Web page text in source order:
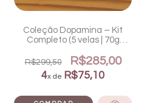
Coleção Dopamina – Kit
Completo (5 velas | 70g
R$299,50 R$285,00
4x de R$75,10